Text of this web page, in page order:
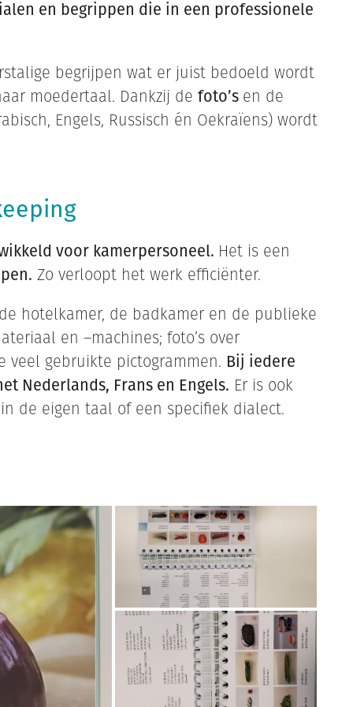
en begrippen die in een professionele
begrijpen wat er juist bedoeld wordt
moedertaal. Dankzij de foto’s en de
Engels, Russisch én Oekraïens) wordt
voor kamerpersoneel. Het is een
Zo verloopt het werk efficiënter.
hotelkamer, de badkamer en de publieke
en –machines; foto’s over
gebruikte pictogrammen. Bij iedere
Nederlands, Frans en Engels. Er is ook
de eigen taal of een specifiek dialect.